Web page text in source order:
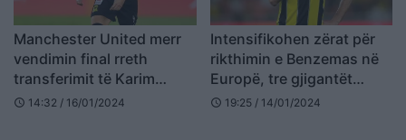
Manchester United merr
vendimin final rreth
transferimit të Karim
Benzemas
schedule 14:32 / 16/01/2024
Intensifikohen zërat për
rikthimin e Benzemas në
Europë, tre gjigantët
vihen pas francezit
schedule 19:25 / 14/01/2024